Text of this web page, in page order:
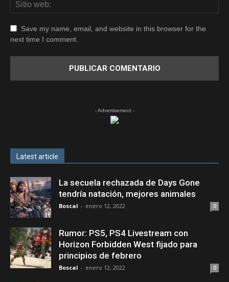
Save my name, email, and website in this browser for the
next time I comment.
- Advertisement -
Latest article
La secuela rechazada de Days Gone
tendría natación, mejores animales
Boscal - enero 12, 2022 0
Rumor: PS5, PS4 Livestream con
Horizon Forbidden West fijado para
principios de febrero
Boscal - enero 12, 2022 0